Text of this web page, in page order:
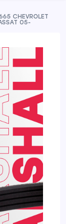
CHEVROLET
05-